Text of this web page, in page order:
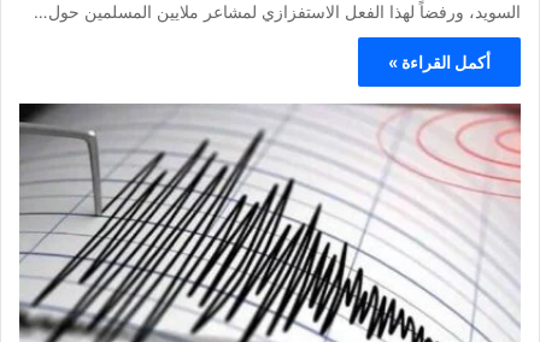
السويد، ورفضاً لهذا الفعل الاستفزازي لمشاعر ملايين المسلمين حول…
أكمل القراءة »